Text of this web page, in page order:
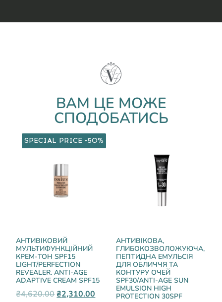
ВАМ ЦЕ МОЖЕ
СПОДОБАТИСЬ
SPECIAL PRICE -50%
АНТИВІКОВИЙ
МУЛЬТИФУНКЦІЙНИЙ
КРЕМ-ТОН SPF15
LIGHT/PERFECTION
REVEALER. ANTI-AGE
ADAPTIVE CREAM SPF15
₴4,620.00₴2,310.00
АНТИВІКОВА,
ГЛИБОКОЗВОЛОЖУЮЧА,
ПЕПТИДНА ЕМУЛЬСІЯ
ДЛЯ ОБЛИЧЧЯ ТА
КОНТУРУ ОЧЕЙ
SPF30/ANTI-AGE SUN
EMULSION HIGH
PROTECTION 30SPF